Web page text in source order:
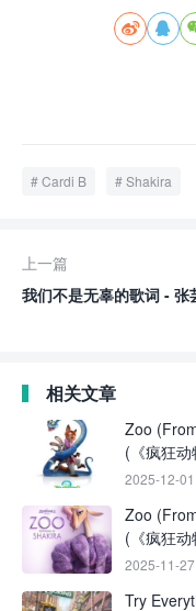
 
Cardi B Shakira
上一篇
我们不是无辜的歌词 - 张
相关文章
Zoo
(《疯狂
2025-12-01
Zoo
(《疯狂
2025-11-27
Try